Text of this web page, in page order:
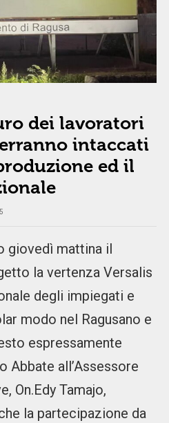
dei lavoratori
intaccati
ed il
giovedì mattina il
la vertenza Versalis
degli impiegati e
modo nel Ragusano e
espressamente
Abbate all’Assessore
On.Edy Tamajo,
la partecipazione da